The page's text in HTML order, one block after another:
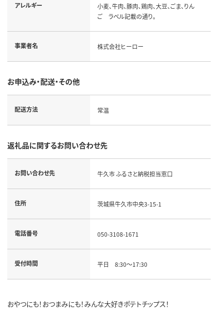
アレルギー
小麦、牛肉、豚肉、鶏肉、大豆、ごま、りん
ご ラベル記載の通り。
事業者名 株式会社ヒーロー
お申込み・配送・その他
配送方法 常温
返礼品に関するお問い合わせ先
お問い合わせ先 牛久市 ふるさと納税担当窓口
住所 茨城県牛久市中央3-15-1
電話番号 050-3108-1671
受付時間 平日 8:30～17:30
おやつにも！おつまみにも！みんな大好きポテトチップス！